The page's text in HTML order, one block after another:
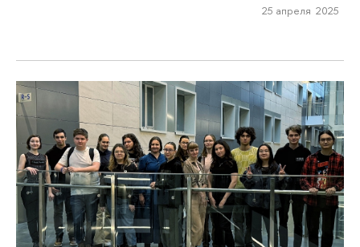
25 апреля 2025